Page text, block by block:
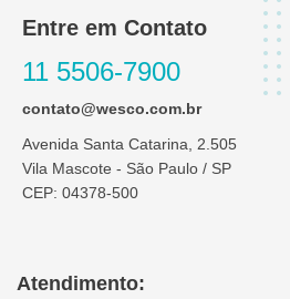
Entre em Contato
11 5506-7900
contato@wesco.com.br
Avenida Santa Catarina, 2.505
Vila Mascote - São Paulo / SP
CEP: 04378-500
Atendimento: